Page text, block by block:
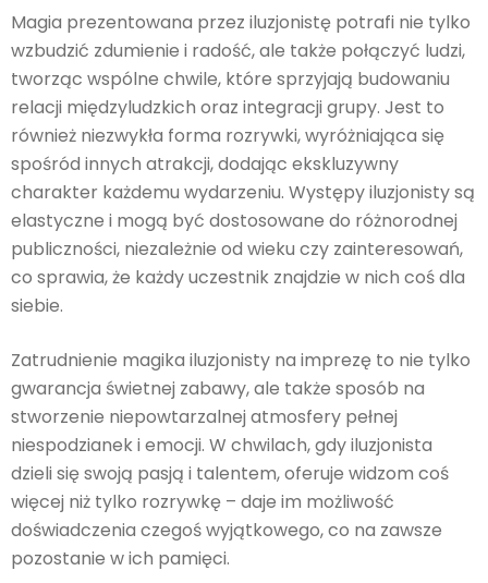
Magia prezentowana przez iluzjonistę potrafi nie tylko
wzbudzić zdumienie i radość, ale także połączyć ludzi,
tworząc wspólne chwile, które sprzyjają budowaniu
relacji międzyludzkich oraz integracji grupy. Jest to
również niezwykła forma rozrywki, wyróżniająca się
spośród innych atrakcji, dodając ekskluzywny
charakter każdemu wydarzeniu. Występy iluzjonisty są
elastyczne i mogą być dostosowane do różnorodnej
publiczności, niezależnie od wieku czy zainteresowań,
co sprawia, że każdy uczestnik znajdzie w nich coś dla
siebie.
Zatrudnienie magika iluzjonisty na imprezę to nie tylko
gwarancja świetnej zabawy, ale także sposób na
stworzenie niepowtarzalnej atmosfery pełnej
niespodzianek i emocji. W chwilach, gdy iluzjonista
dzieli się swoją pasją i talentem, oferuje widzom coś
więcej niż tylko rozrywkę – daje im możliwość
doświadczenia czegoś wyjątkowego, co na zawsze
pozostanie w ich pamięci.